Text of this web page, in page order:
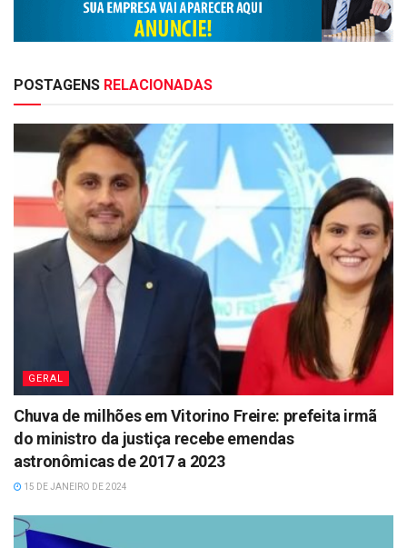
POSTAGENS RELACIONADAS
GERAL
Chuva de milhões em Vitorino Freire: prefeita irmã
do ministro da justiça recebe emendas
astronômicas de 2017 a 2023
15 DE JANEIRO DE 2024